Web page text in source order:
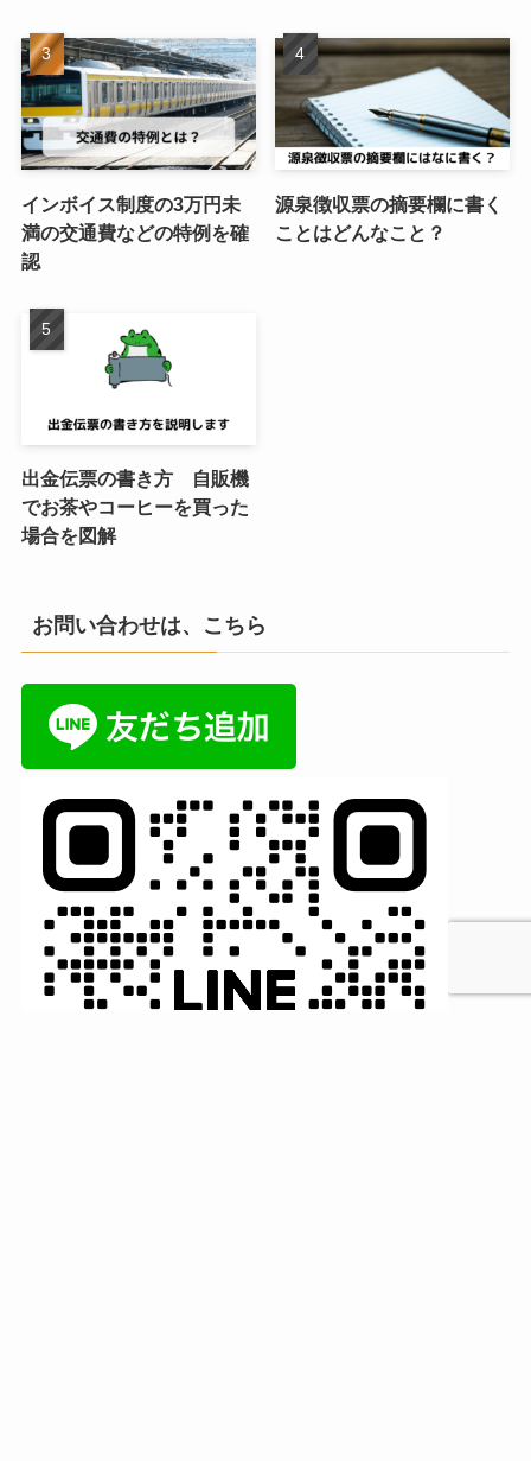
インボイス制度の3万円未
満の交通費などの特例を確
認
源泉徴収票の摘要欄に書く
ことはどんなこと？
出金伝票の書き方 自販機
でお茶やコーヒーを買った
場合を図解
お問い合わせは、こちら